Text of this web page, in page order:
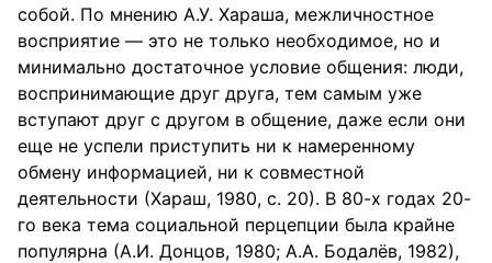
собой. По мнению А.У. Хараша, межличностное
восприятие — это не только необходимое, но и
минимально достаточное условие общения: люди,
воспринимающие друг друга, тем самым уже
вступают друг с другом в общение, даже если они
еще не успели приступить ни к намеренному
обмену информацией, ни к совместной
деятельности (Хараш, 1980, с. 20). В 80-х годах 20-
го века тема социальной перцепции была крайне
популярна (А.И. Донцов, 1980; А.А. Бодалёв, 1982),